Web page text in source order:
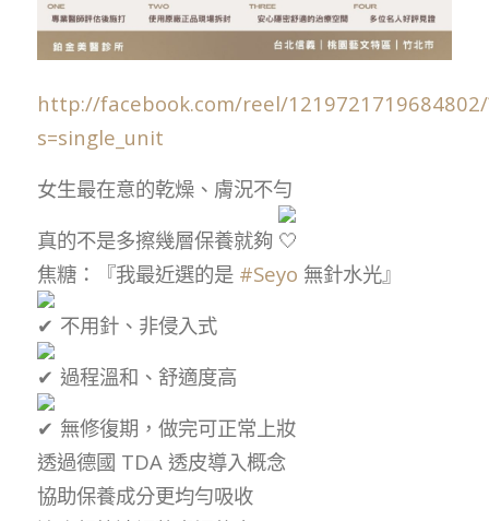
http://facebook.com/reel/1219721719684802/
s=single_unit
女生最在意的乾燥、膚況不勻
真的不是多擦幾層保養就夠
焦糖：『我最近選的是 #Seyo 無針水光』
不用針、非侵入式
過程溫和、舒適度高
無修復期，做完可正常上妝
透過德國 TDA 透皮導入概念
協助保養成分更均勻吸收